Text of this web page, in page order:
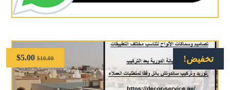
تخفيض! $10.00
$5.00